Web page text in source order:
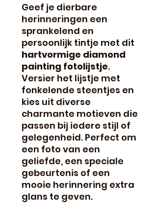
Geef je dierbare
herinneringen een
sprankelend en
persoonlijk tintje met dit
hartvormige diamond
painting fotolijstje.
Versier het lijstje met
fonkelende steentjes en
kies uit diverse
charmante motieven die
passen bij iedere stijl of
gelegenheid. Perfect om
een foto van een
geliefde, een speciale
gebeurtenis of een
mooie herinnering extra
glans te geven.